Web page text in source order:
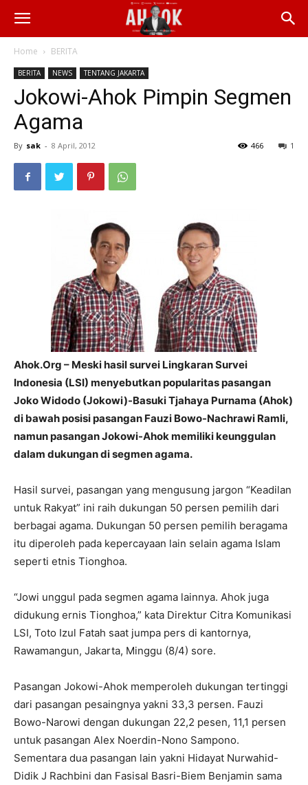
Home BERITA
BERITA NEWS TENTANG JAKARTA
Jokowi-Ahok Pimpin Segmen
Agama
By sak - 8 April, 2012 1
466
Ahok.Org – Meski hasil survei Lingkaran Survei
Indonesia (LSI) menyebutkan popularitas pasangan
Joko Widodo (Jokowi)-Basuki Tjahaya Purnama (Ahok)
di bawah posisi pasangan Fauzi Bowo-Nachrawi Ramli,
namun pasangan Jokowi-Ahok memiliki keunggulan
dalam dukungan di segmen agama.
Hasil survei, pasangan yang mengusung jargon “Keadilan
untuk Rakyat” ini raih dukungan 50 persen pemilih dari
berbagai agama. Dukungan 50 persen pemilih beragama
itu diperoleh pada kepercayaan lain selain agama Islam
seperti etnis Tionghoa.
“Jowi unggul pada segmen agama lainnya. Ahok juga
didukung ernis Tionghoa,” kata Direktur Citra Komunikasi
LSI, Toto Izul Fatah saat jumpa pers di kantornya,
Rawamangun, Jakarta, Minggu (8/4) sore.
Pasangan Jokowi-Ahok memperoleh dukungan tertinggi
dari pasangan pesaingnya yakni 33,3 persen. Fauzi
Bowo-Narowi dengan dukungan 22,2 pesen, 11,1 persen
untuk pasangan Alex Noerdin-Nono Sampono.
Sementara dua pasangan lain yakni Hidayat Nurwahid-
Didik J Rachbini dan Fasisal Basri-Biem Benjamin sama